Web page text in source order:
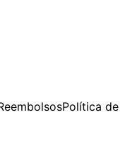
Política de